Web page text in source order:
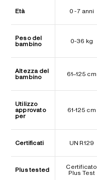
Età 0 - 7 anni
Peso del
bambino
0-36 kg
Altezza del
bambino
61–125 cm
Utilizzo
approvato
per
61-125 cm
Certificati UN R129
Plus tested
Certificato
Plus Test